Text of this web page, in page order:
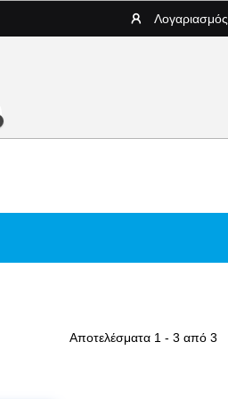
Λογαριασμός
Αποτελέσματα 1 - 3 από 3